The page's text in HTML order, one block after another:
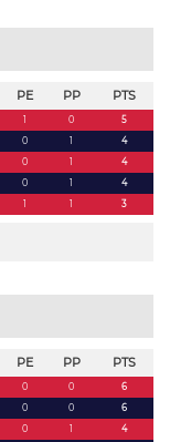
PE PP PTS
1 0
5
0 1
4
0 1
4
0 1
4
1 1 3
PE PP PTS
0 0
6
0 0
6
0 1
4